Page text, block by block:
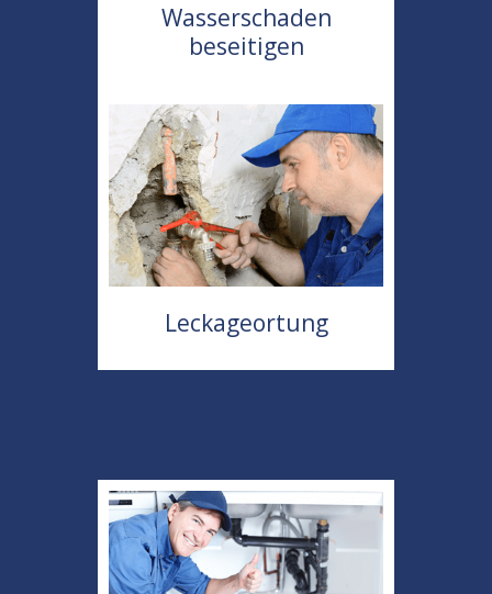
Wasserschaden
beseitigen
Leckageortung